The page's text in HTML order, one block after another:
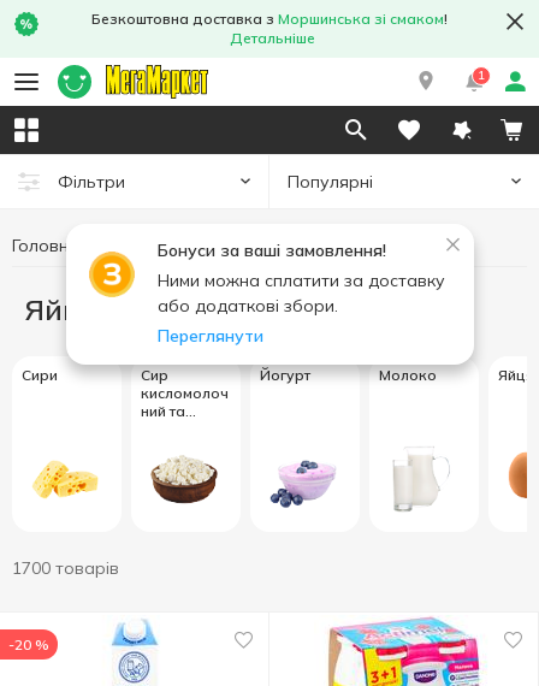
Безкоштовна доставка з Моршинська зі смаком!
Детальніше
1
Фільтри Популярні
Бонуси за ваші замовлення!
Ними можна сплатити за доставку
або додаткові збори.
Переглянути
Головна Яйця та молочні продукти
Яйця та молочні продукти
Сири
Сир
кисломолоч
ний та
Йогурт Молоко Яйця
1700 товарів
-20 %